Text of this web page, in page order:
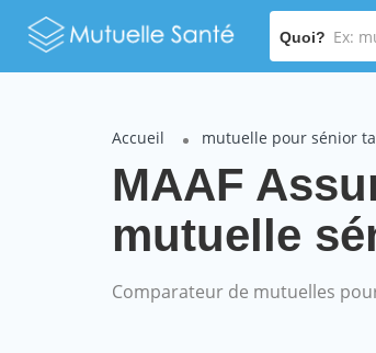
Quoi?
Accueil mutuelle pour sénior
MAAF
mutuelle
Comparateur de mutuelles